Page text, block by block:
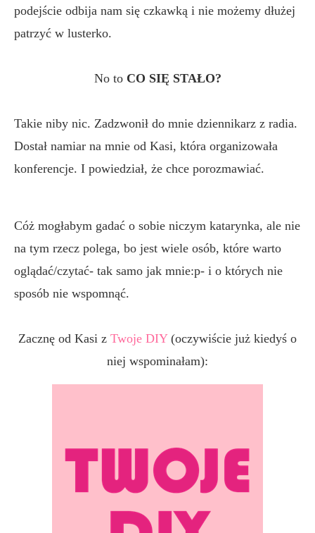
podejście odbija nam się czkawką i nie możemy dłużej
patrzyć w lusterko.
No to CO SIĘ STAŁO?
Takie niby nic. Zadzwonił do mnie dziennikarz z radia.
Dostał namiar na mnie od Kasi, która organizowała
konferencje. I powiedział, że chce porozmawiać.
Cóż mogłabym gadać o sobie niczym katarynka, ale nie
na tym rzecz polega, bo jest wiele osób, które warto
oglądać/czytać- tak samo jak mnie:p- i o których nie
sposób nie wspomnąć.
Zacznę od Kasi z Twoje DIY (oczywiście już kiedyś o
niej wspominałam):